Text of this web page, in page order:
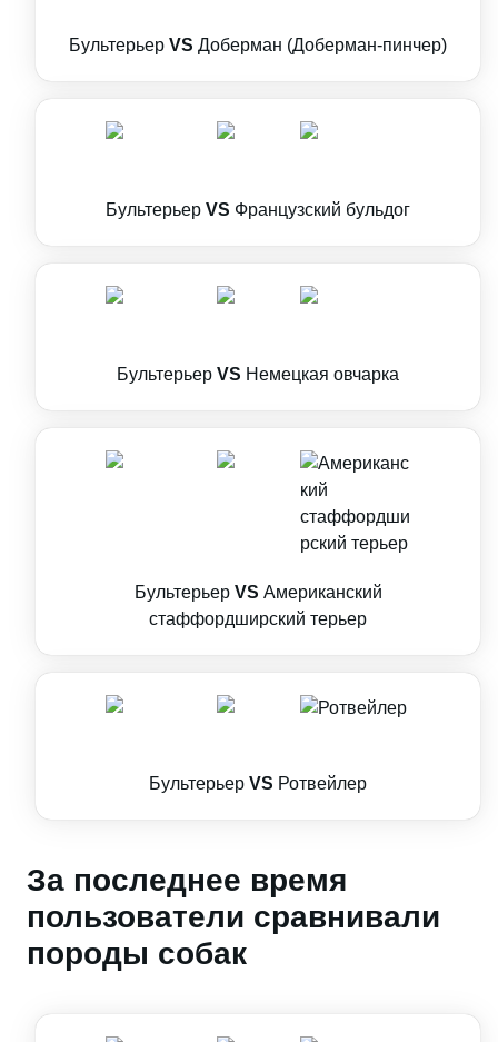
Бультерьер VS Доберман (Доберман-пинчер)
Бультерьер VS Французский бульдог
Бультерьер VS Немецкая овчарка
Бультерьер VS Американский
стаффордширский терьер
Бультерьер VS Ротвейлер
За последнее время
пользователи сравнивали
породы собак